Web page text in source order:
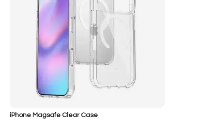
iPhone Magsafe Clear Case